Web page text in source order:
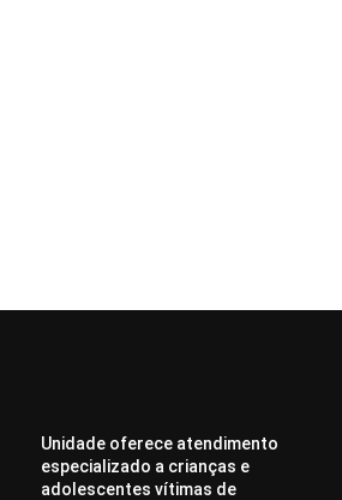
Unidade oferece atendimento
especializado a crianças e
adolescentes vítimas de